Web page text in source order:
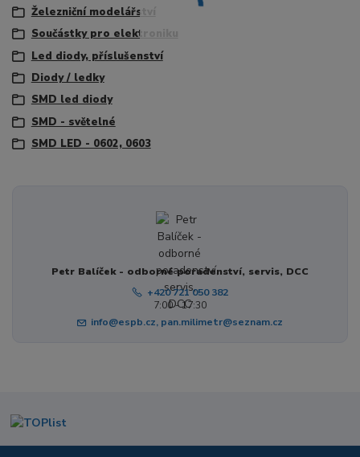
Železniční modelářství
Součástky pro elektroniku
Led diody, příslušenství
Diody / ledky
SMD led diody
SMD - světelné
SMD LED - 0602, 0603
Petr Balíček - odborné poradenství, servis, DCC
+420 721 050 382
7:00 - 17:30
info@espb.cz, pan.milimetr@seznam.cz